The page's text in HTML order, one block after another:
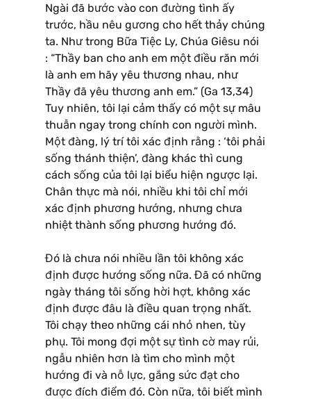
Ngài đã bước vào con đường tình ấy
trước, hầu nêu gương cho hết thảy chúng
ta. Như trong Bữa Tiệc Ly, Chúa Giêsu nói
: “Thầy ban cho anh em một điều răn mới
là anh em hãy yêu thương nhau, như
Thầy đã yêu thương anh em.” (Ga 13,34)
Tuy nhiên, tôi lại cảm thấy có một sự mâu
thuẫn ngay trong chính con người mình.
Một đàng, lý trí tôi xác định rằng : ‘tôi phải
sống thánh thiện’, đàng khác thì cung
cách sống của tôi lại biểu hiện ngược lại.
Chân thực mà nói, nhiều khi tôi chỉ mới
xác định phương hướng, nhưng chưa
nhiệt thành sống phương hướng đó.
Đó là chưa nói nhiều lần tôi không xác
định được hướng sống nữa. Đã có những
ngày tháng tôi sống hời hợt, không xác
định được đâu là điều quan trọng nhất.
Tôi chạy theo những cái nhỏ nhen, tùy
phụ. Tôi mong đợi một sự tình cờ may rủi,
ngẫu nhiên hơn là tìm cho mình một
hướng đi và nỗ lực, gắng sức đạt cho
được đích điểm đó. Còn nữa, tôi biết mình